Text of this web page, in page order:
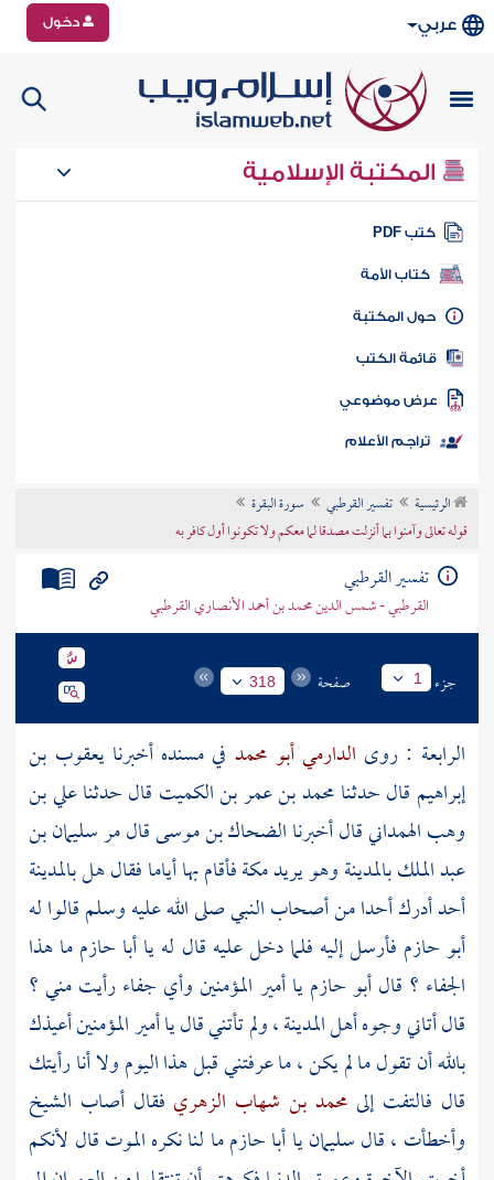
عربي دخول
المكتبة الإسلامية
كتب PDF
كتاب الأمة
المكتبة
الكتب
موضوعي
تراجم الأعلام
الرئيسية تفسير القرطبي
سورة البقرة
قوله تعالى وآمنوا بما أنزلت مصدقا لما معكم ولا تكونوا أول كافر به
تفسير القرطبي
القرطبي - شمس الدين محمد بن أحمد الأنصاري القرطبي
جزء 1 صفحة 318
الرابعة : روى الدارمي أبو محمد في مسنده أخبرنايعقوب بن
إبراهيم قال حدثنامحمد بن عمر بن الكميت قال حدثناعلي بن
وهب الهمدانيقال أخبرناالضحاك بن موسىقال مرسليمان بن
عبد الملكبالمدينةوهو يريدمكةفأقام بها أياما فقال هلبالمدينة
أحد أدرك أحدا من أصحاب النبي صلى الله عليه وسلم قالوا له
أبو حازم فأرسل إليه فلما دخل عليه قال له ياأبا حازمما هذا
الجفاء ؟ قالأبو حازميا أمير المؤمنين وأي جفاء رأيت مني ؟
قال أتاني وجوهأهلالمدينة، ولم تأتني قال يا أمير المؤمنين أعيذك
بالله أن تقول ما لم يكن ، ما عرفتني قبل هذا اليوم ولا أنا رأيتك
قال فالتفت إلى محمد بن شهاب الزهري فقال أصاب الشيخ
وأخطأت ، قالسليمانياأبا حازمما لنا نكره الموت قال لأنكم